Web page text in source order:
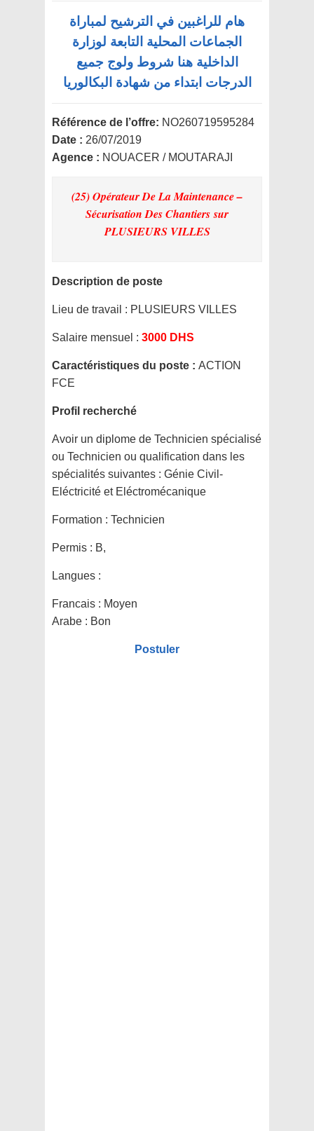
هام للراغبين في الترشيح لمباراة
الجماعات المحلية التابعة لوزارة
الداخلية هنا شروط ولوج جميع
الدرجات ابتداء من شهادة البكالوريا
Référence de l’offre: NO260719595284
Date : 26/07/2019
Agence : NOUACER / MOUTARAJI
(25) Opérateur De La Maintenance –
Sécurisation Des Chantierssur
PLUSIEURS VILLES
Description de poste
Lieu de travail : PLUSIEURS VILLES
Salaire mensuel : 3000 DHS
Caractéristiques du poste : ACTION
FCE
Profil recherché
Avoir un diplome de Technicien spécialisé
ou Technicien ou qualification dans les
spécialités suivantes : Génie Civil-
Eléctricité et Eléctromécanique
Formation : Technicien
Permis : B,
Langues :
Francais : Moyen
Arabe : Bon
Postuler